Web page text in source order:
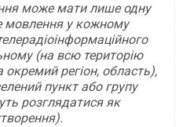
може мати лише одну
мовлення у кожному
(на всю територію
окремий регіон, область),
пункт або групу
розглядатися як